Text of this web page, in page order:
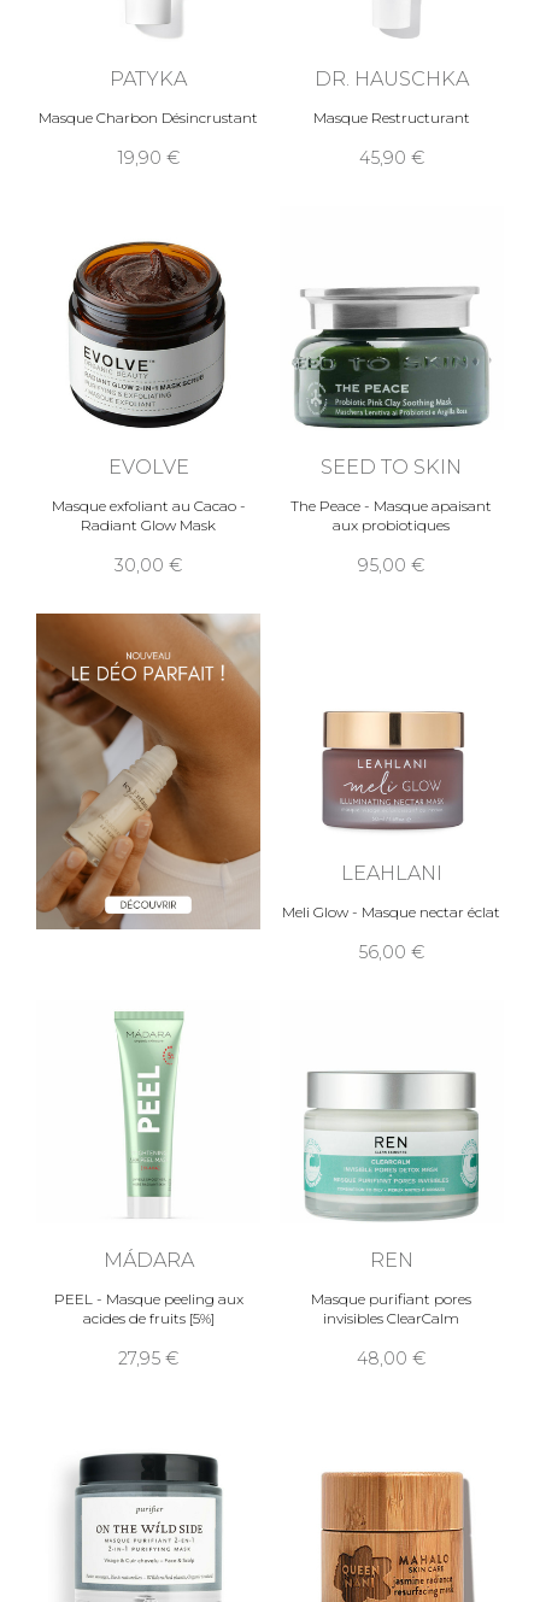
PATYKA
Masque Charbon Désincrustant
19,90
DR. HAUSCHKA
Masque Restructurant
45,90
EVOLVE
Masque exfoliant au Cacao -
Radiant Glow Mask
30,00
SEED TO SKIN
The Peace - Masque apaisant
aux probiotiques
95,00
LEAHLANI
Meli Glow - Masque nectar éclat
56,00
MÁDARA
PEEL - Masque peeling aux
acides de fruits [5%]
27,95
REN
Masque purifiant pores
invisibles ClearCalm
48,00